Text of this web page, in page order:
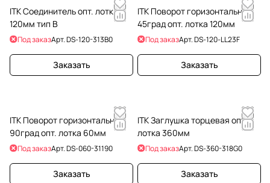
ITK Соединитель опт. лотка
120мм тип В
Под заказАрт.DS-120-313B0
Заказать
ITK Поворот горизонтальный
45град опт. лотка 120мм
Под заказАрт.DS-120-LL23F
Заказать
ITK Поворот горизонтальный
90град опт. лотка 60мм
Под заказАрт.DS-060-31190
Заказать
ITK Заглушка торцевая опт.
лотка 360мм
Под заказАрт.DS-360-318G0
Заказать